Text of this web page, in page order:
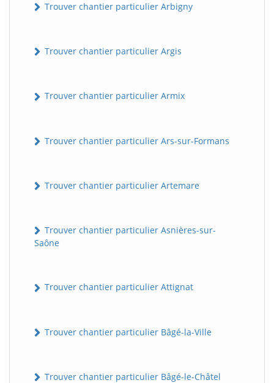
Trouver chantier particulier Arbigny
Trouver chantier particulier Argis
Trouver chantier particulier Armix
Trouver chantier particulier Ars-sur-Formans
Trouver chantier particulier Artemare
Trouver chantier particulier Asnières-sur-
Saône
Trouver chantier particulier Attignat
Trouver chantier particulier Bâgé-la-Ville
Trouver chantier particulier Bâgé-le-Châtel